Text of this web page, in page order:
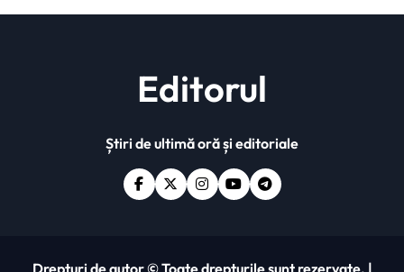
Editorul
Știri de ultimă oră și editoriale
Drepturi de autor © Toate drepturile sunt rezervate. |